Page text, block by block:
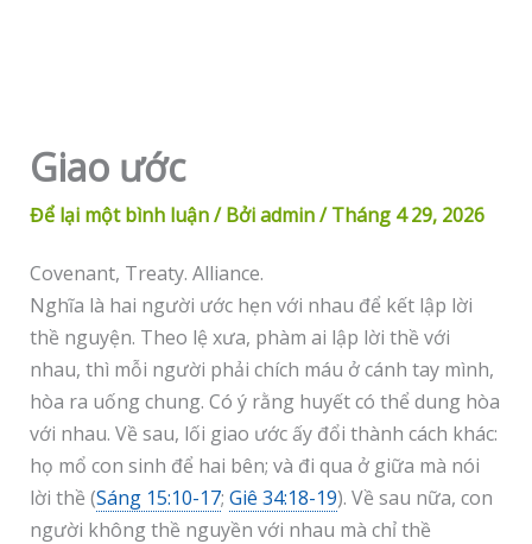
Giao ước
Để lại một bình luận/ Bởiadmin/Tháng 4 29, 2026
Covenant, Treaty. Alliance.
Nghĩa là hai người ước hẹn với nhau để kết lập lời
thề nguyện. Theo lệ xưa, phàm ai lập lời thề với
nhau, thì mỗi người phải chích máu ở cánh tay mình,
hòa ra uống chung. Có ý rằng huyết có thể dung hòa
với nhau. Về sau, lối giao ước ấy đổi thành cách khác:
họ mổ con sinh để hai bên; và đi qua ở giữa mà nói
lời thề (Sáng 15:10-17; Giê 34:18-19). Về sau nữa, con
người không thề nguyền với nhau mà chỉ thề